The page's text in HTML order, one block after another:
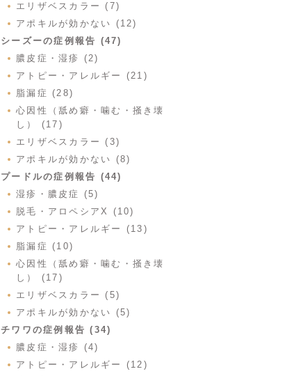
エリザベスカラー (7)
アポキルが効かない (12)
シーズーの症例報告 (47)
膿皮症・湿疹 (2)
アトピー・アレルギー (21)
脂漏症 (28)
心因性（舐め癖・噛む・掻き壊
し） (17)
エリザベスカラー (3)
アポキルが効かない (8)
プードルの症例報告 (44)
湿疹・膿皮症 (5)
脱毛・アロペシアX (10)
アトピー・アレルギー (13)
脂漏症 (10)
心因性（舐め癖・噛む・掻き壊
し） (17)
エリザベスカラー (5)
アポキルが効かない (5)
チワワの症例報告 (34)
膿皮症・湿疹 (4)
アトピー・アレルギー (12)